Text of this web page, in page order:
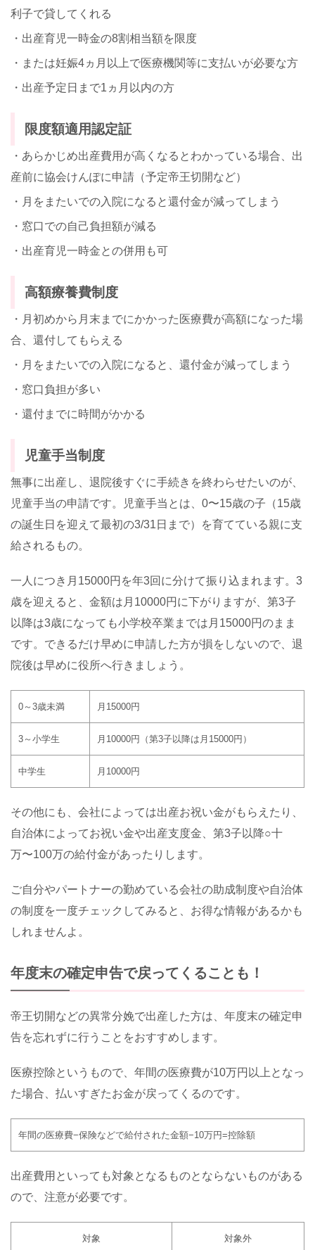
利子で貸してくれる
・出産育児一時金の8割相当額を限度
・または妊娠4ヵ月以上で医療機関等に支払いが必要な方
・出産予定日まで1ヵ月以内の方
限度額適用認定証
・あらかじめ出産費用が高くなるとわかっている場合、出
産前に協会けんぽに申請（予定帝王切開など）
・月をまたいでの入院になると還付金が減ってしまう
・窓口での自己負担額が減る
・出産育児一時金との併用も可
高額療養費制度
・月初めから月末までにかかった医療費が高額になった場
合、還付してもらえる
・月をまたいでの入院になると、還付金が減ってしまう
・窓口負担が多い
・還付までに時間がかかる
児童手当制度
無事に出産し、退院後すぐに手続きを終わらせたいのが、
児童手当の申請です。児童手当とは、 0〜15歳の子（15歳
の誕生日を迎えて最初の3/31 日まで）を育てている親に支
給されるもの。
一人につき月 15000円を年3回に分けて振り込まれます。 3
歳を迎えると、金額は月 10000円に下がりますが、第3子
以降は3歳になっても小学校卒業までは月 15000円のまま
です。できるだけ早めに申請した方が損をしないので、退
院後は早めに役所へ行きましょう。
0～ 3歳未満 月 15000円
3～小学生 月 10000円（第3子以降は月 15000円）
中学生 月 10000円
その他にも、会社によっては出産お祝い金がもらえたり、
自治体によってお祝い金や出産支度金、第3子以降○十
万〜100万の給付金があったりします。
ご自分やパートナーの勤めている会社の助成制度や自治体
の制度を一度チェックしてみると、お得な情報があるかも
しれませんよ。
年度末の確定申告で戻ってくることも！
帝王切開などの異常分娩で出産した方は、年度末の確定申
告を忘れずに行うことをおすすめします。
医療控除というもので、年間の医療費が10万円以上となっ
た場合、払いすぎたお金が戻ってくるのです。
年間の医療費−保険などで給付された金額−10万円=控除額
出産費用といっても対象となるものとならないものがある
ので、注意が必要です。
対象 対象外